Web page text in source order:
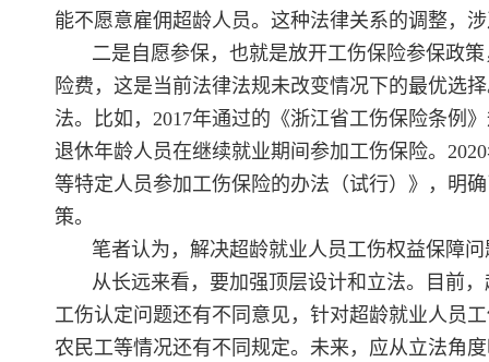
能不愿意雇佣超龄人员。这种法律关系的调整，
二是自愿参保，也就是放开工伤保险参保政
险费，这是当前法律法规未改变情况下的最优选
法。比如，2017年通过的《浙江省工伤保险条例
退休年龄人员在继续就业期间参加工伤保险。
等特定人员参加工伤保险的办法（试行）》，明
策。
笔者认为，解决超龄就业人员工伤权益保障
从长远来看，要加强顶层设计和立法。目前
工伤认定问题还有不同意见，针对超龄就业人员
农民工等情况还有不同规定。未来，应从立法角